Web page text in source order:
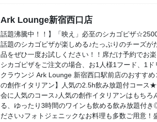
Ark Lounge新宿西口店
話題沸騰中！！】「映え」必至のシカゴピザ
話題のシカゴピザが楽しめる♪たっぷりのチーズ
品をぜひ一度お試しください！！席だけ予約でお
シカゴピザをご注文の場合、お1人様1フード、1
クラウンジ Ark Lounge 新宿西口駅前店のおすす
の創作イタリアン】人気の2.5h飲み放題付コース
会に人気のコース♪人気の創作イタリアンはもちろ
る、ゆったり3時間のワインも飲める飲み放題付
ださい♪フォトジェニックなお料理も多数ご用意！